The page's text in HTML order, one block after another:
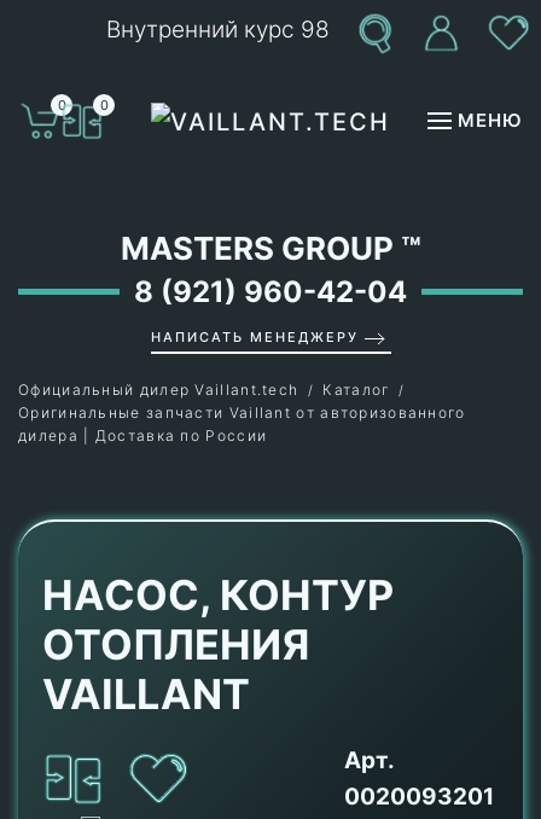
Внутренний курс 98
0 0
МЕНЮ
MASTERS GROUP ™
8 (921) 960-42-04
НАПИСАТЬ МЕНЕДЖЕРУ
Официальный дилер Vaillant.tech
Каталог
Оригинальные запчасти Vaillant от авторизованного
дилера | Доставка по России
НАСОС, КОНТУР
ОТОПЛЕНИЯ
VAILLANT
Арт.
0020093201